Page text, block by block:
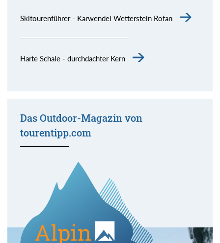
Skitourenführer - Karwendel Wetterstein Rofan
Harte Schale - durchdachter Kern
Das Outdoor-Magazin von
tourentipp.com